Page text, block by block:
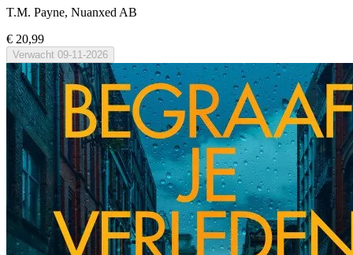
T.M. Payne, Nuanxed AB
€ 20,99
Verwacht 09-11-2026